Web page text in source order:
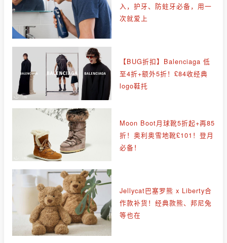
入，护牙、防蛀牙必备，用一
次就爱上
【BUG折扣】Balenciaga 低
至4折+额外5折！£84收经典
logo鞋托
Moon Boot月球靴5折起+再85
折！奥利奥雪地靴£101！登月
必备！
Jellycat巴塞罗熊 x Liberty合
作款补货！经典款熊、邦尼兔
等也在